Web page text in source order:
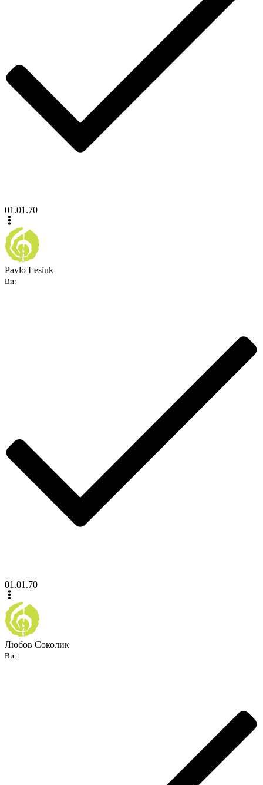
01.01.70
Pavlo Lesiuk
Ви:
01.01.70
Любов Соколик
Ви: